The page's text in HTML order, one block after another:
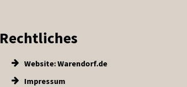
Rechtliches
Website: Warendorf.de
Impressum